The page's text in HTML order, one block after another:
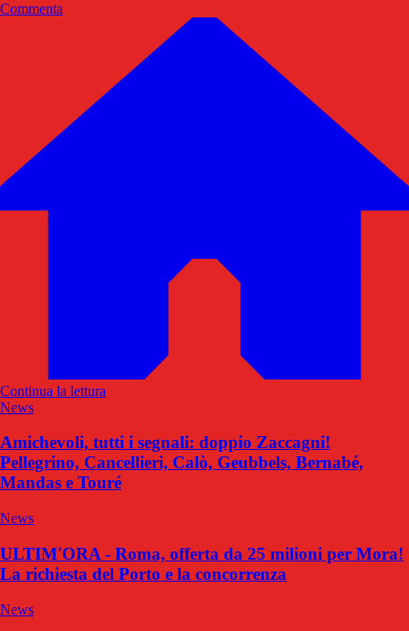
Commenta
Continua la lettura
News
Amichevoli, tutti i segnali: doppio Zaccagni!
Pellegrino, Cancellieri, Calò, Geubbels, Bernabé,
Mandas e Touré
News
ULTIM'ORA - Roma, offerta da 25 milioni per Mora!
La richiesta del Porto e la concorrenza
News